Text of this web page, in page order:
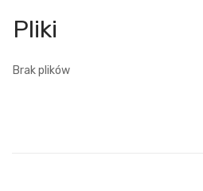
Brak plików